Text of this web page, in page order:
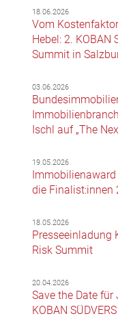
18.06.2026
Vom
Hebel: 2. KOBAN
Summit in
03.06.2026
Ischl auf „The
19.05.2026
die Finalist:innen
18.05.2026
Presseeinladung
Risk Summit
20.04.2026
Save the Date
KOBAN